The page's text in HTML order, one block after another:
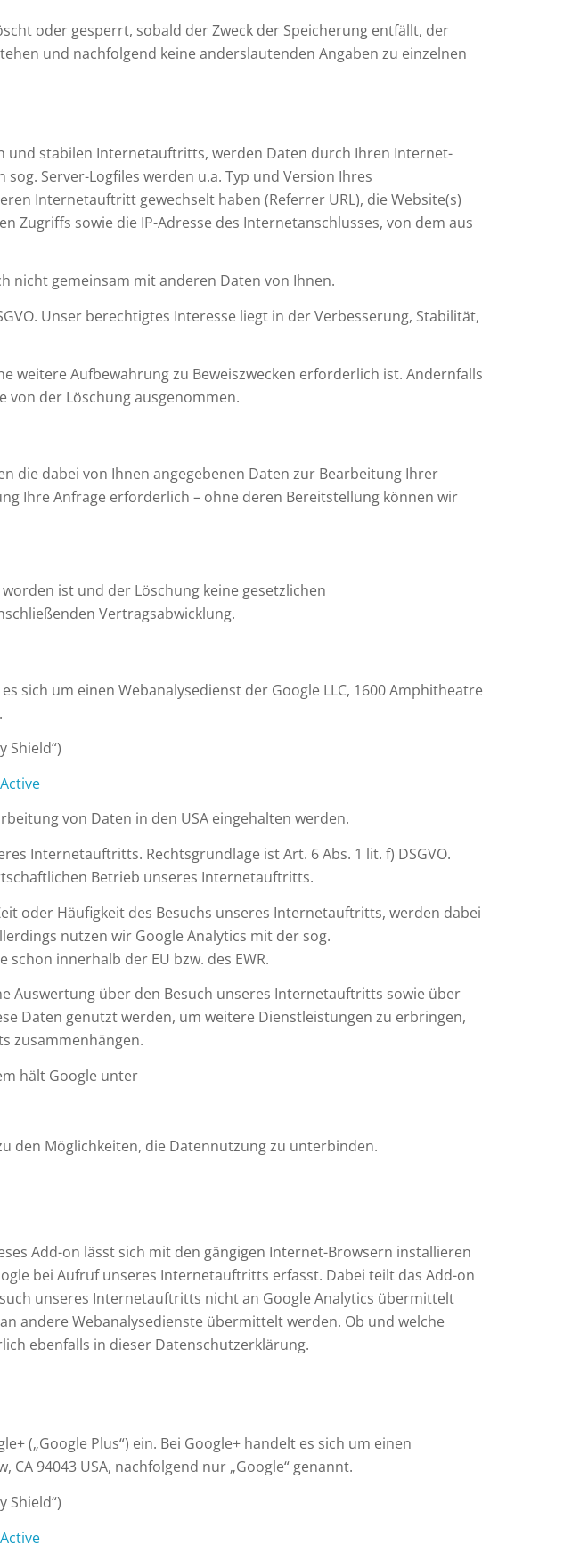
oder gesperrt, sobald der Zweck der Speicherung entfällt, der
und nachfolgend keine anderslautenden Angaben zu einzelnen
und stabilen Internetauftritts, werden Daten durch Ihren Internet-
Server-Logfiles werden u.a. Typ und Version Ihres
Internetauftritt gewechselt haben (Referrer URL), die Website(s)
Zugriffs sowie die IP-Adresse des Internetanschlusses, von dem aus
nicht gemeinsam mit anderen Daten von Ihnen.
Unser berechtigtes Interesse liegt in der Verbesserung, Stabilität,
weitere Aufbewahrung zu Beweiszwecken erforderlich ist. Andernfalls
von der Löschung ausgenommen.
die dabei von Ihnen angegebenen Daten zur Bearbeitung Ihrer
Ihre Anfrage erforderlich – ohne deren Bereitstellung können wir
ist und der Löschung keine gesetzlichen
Vertragsabwicklung.
sich um einen Webanalysedienst der Google LLC, 1600 Amphitheatre
Shield“)
von Daten in den USA eingehalten werden.
Internetauftritts. Rechtsgrundlage ist Art. 6 Abs. 1 lit. f) DSGVO.
Betrieb unseres Internetauftritts.
oder Häufigkeit des Besuchs unseres Internetauftritts, werden dabei
nutzen wir Google Analytics mit der sog.
innerhalb der EU bzw. des EWR.
Auswertung über den Besuch unseres Internetauftritts sowie über
Daten genutzt werden, um weitere Dienstleistungen zu erbringen,
zusammenhängen.
hält Google unter
den Möglichkeiten, die Datennutzung zu unterbinden.
Add-on lässt sich mit den gängigen Internet-Browsern installieren
bei Aufruf unseres Internetauftritts erfasst. Dabei teilt das Add-on
unseres Internetauftritts nicht an Google Analytics übermittelt
andere Webanalysedienste übermittelt werden. Ob und welche
ebenfalls in dieser Datenschutzerklärung.
(„Google Plus“) ein. Bei Google+ handelt es sich um einen
94043 USA, nachfolgend nur „Google“ genannt.
Shield“)